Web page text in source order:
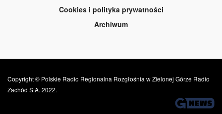
Cookies i polityka prywatności
Archiwum
Copyright © Polskie Radio Regionalna Rozgłośnia w Zielonej Górze Radio
Zachód S.A. 2022.